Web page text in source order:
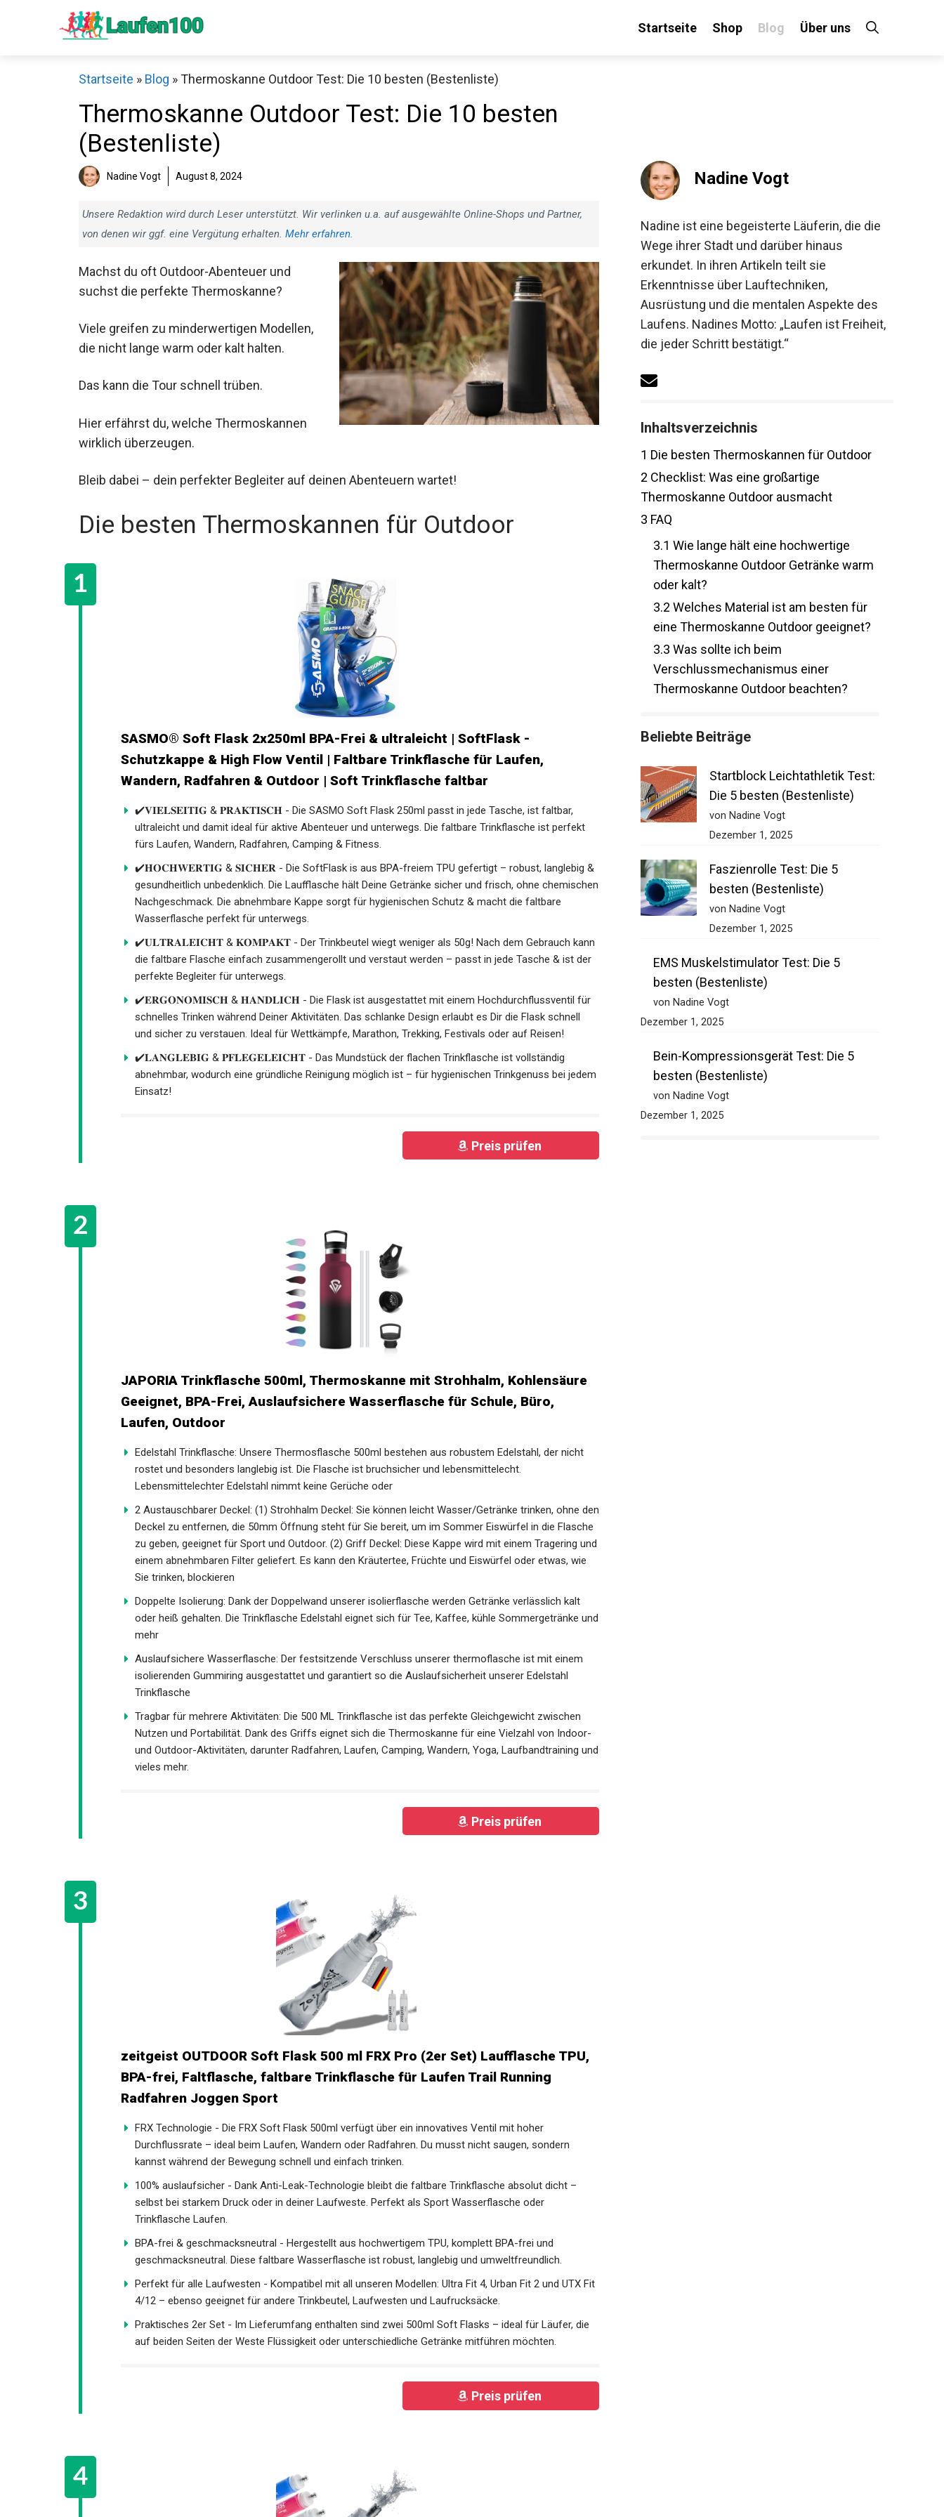
Startseite Shop Blog Über uns
Startseite » Blog »Thermoskanne Outdoor Test: Die 10 besten (Bestenliste)
Thermoskanne Outdoor Test: Die 10 besten
(Bestenliste)
Nadine Vogt August 8, 2024
Unsere Redaktion wird durch Leser unterstützt. Wir verlinken u.a. auf ausgewählte Online-Shops und Partner,
von denen wir ggf. eine Vergütung erhalten. Mehr erfahren.
Machst du oft Outdoor-Abenteuer und
suchst die perfekte Thermoskanne?
Viele greifen zu minderwertigen Modellen,
die nicht lange warm oder kalt halten.
Das kann die Tour schnell trüben.
Hier erfährst du, welche Thermoskannen
wirklich überzeugen.
Bleib dabei – dein perfekter Begleiter auf deinen Abenteuern wartet!
Die besten Thermoskannen für Outdoor
SASMO® Soft Flask 2x250ml BPA-Frei & ultraleicht | SoftFlask -
Schutzkappe & High Flow Ventil | Faltbare Trinkflasche für Laufen,
Wandern, Radfahren & Outdoor | Soft Trinkflasche faltbar
✔️𝐕𝐈𝐄𝐋𝐒𝐄𝐈𝐓𝐈𝐆 & 𝐏𝐑𝐀𝐊𝐓𝐈𝐒𝐂𝐇 - Die SASMO Soft Flask 250ml passt in jede Tasche, ist faltbar,
ultraleicht und damit ideal für aktive Abenteuer und unterwegs. Die faltbare Trinkflasche ist perfekt
fürs Laufen, Wandern, Radfahren, Camping & Fitness.
✔️𝐇𝐎𝐂𝐇𝐖𝐄𝐑𝐓𝐈𝐆 & 𝐒𝐈𝐂𝐇𝐄𝐑 - Die SoftFlask is aus BPA-freiem TPU gefertigt – robust, langlebig
& gesundheitlich unbedenklich. Die Laufflasche hält Deine Getränke sicher und frisch, ohne
chemischen Nachgeschmack. Die abnehmbare Kappe sorgt für hygienischen Schutz & macht die
faltbare Wasserflasche perfekt für unterwegs.
✔️𝐔𝐋𝐓𝐑𝐀𝐋𝐄𝐈𝐂𝐇𝐓 & 𝐊𝐎𝐌𝐏𝐀𝐊𝐓 - Der Trinkbeutel wiegt weniger als 50g! Nach dem Gebrauch
kann die faltbare Flasche einfach zusammengerollt und verstaut werden – passt in jede Tasche &
ist der perfekte Begleiter für unterwegs.
✔️𝐄𝐑𝐆𝐎𝐍𝐎𝐌𝐈𝐒𝐂𝐇 & 𝐇𝐀𝐍𝐃𝐋𝐈𝐂𝐇 - Die Flask ist ausgestattet mit einem Hochdurchflussventil für
schnelles Trinken während Deiner Aktivitäten. Das schlanke Design erlaubt es Dir die Flask schnell
und sicher zu verstauen. Ideal für Wettkämpfe, Marathon, Trekking, Festivals oder auf Reisen!
✔️𝐋𝐀𝐍𝐆𝐋𝐄𝐁𝐈𝐆 & 𝐏𝐅𝐋𝐄𝐆𝐄𝐋𝐄𝐈𝐂𝐇𝐓 - Das Mundstück der flachen Trinkflasche ist vollständig
abnehmbar, wodurch eine gründliche Reinigung möglich ist – für hygienischen Trinkgenuss bei
jedem Einsatz!
Preis prüfen
JAPORIA Trinkflasche 500ml, Thermoskanne mit Strohhalm, Kohlensäure
Geeignet, BPA-Frei, Auslaufsichere Wasserflasche für Schule, Büro,
Laufen, Outdoor
Edelstahl Trinkflasche: Unsere Thermosflasche 500ml bestehen aus robustem Edelstahl, der nicht
rostet und besonders langlebig ist. Die Flasche ist bruchsicher und lebensmittelecht.
Lebensmittelechter Edelstahl nimmt keine Gerüche oder
2 Austauschbarer Deckel: (1) Strohhalm Deckel: Sie können leicht Wasser/Getränke trinken, ohne
den Deckel zu entfernen, die 50mm Öffnung steht für Sie bereit, um im Sommer Eiswürfel in die
Flasche zu geben, geeignet für Sport und Outdoor. (2) Griff Deckel: Diese Kappe wird mit einem
Tragering und einem abnehmbaren Filter geliefert. Es kann den Kräutertee, Früchte und Eiswürfel
oder etwas, wie Sie trinken, blockieren
Doppelte Isolierung: Dank der Doppelwand unserer isolierflasche werden Getränke verlässlich kalt
oder heiß gehalten. Die Trinkflasche Edelstahl eignet sich für Tee, Kaffee, kühle Sommergetränke
und mehr
Auslaufsichere Wasserflasche: Der festsitzende Verschluss unserer thermoflasche ist mit einem
isolierenden Gummiring ausgestattet und garantiert so die Auslaufsicherheit unserer Edelstahl
Trinkflasche
Tragbar für mehrere Aktivitäten: Die 500 ML Trinkflasche ist das perfekte Gleichgewicht zwischen
Nutzen und Portabilität. Dank des Griffs eignet sich die Thermoskanne für eine Vielzahl von Indoor-
und Outdoor-Aktivitäten, darunter Radfahren, Laufen, Camping, Wandern, Yoga, Laufbandtraining
und vieles mehr.
Preis prüfen
zeitgeist OUTDOOR Soft Flask 500 ml FRX Pro (2er Set) Laufflasche TPU,
BPA-frei, Faltflasche, faltbare Trinkflasche für Laufen Trail Running
Radfahren Joggen Sport
FRX Technologie - Die FRX Soft Flask 500ml verfügt über ein innovatives Ventil mit hoher
Durchflussrate – ideal beim Laufen, Wandern oder Radfahren. Du musst nicht saugen, sondern
kannst während der Bewegung schnell und einfach trinken.
100% auslaufsicher - Dank Anti-Leak-Technologie bleibt die faltbare Trinkflasche absolut dicht –
selbst bei starkem Druck oder in deiner Laufweste. Perfekt als Sport Wasserflasche oder
Trinkflasche Laufen.
BPA-frei & geschmacksneutral - Hergestellt aus hochwertigem TPU, komplett BPA-frei und
geschmacksneutral. Diese faltbare Wasserflasche ist robust, langlebig und umweltfreundlich.
Perfekt für alle Laufwesten - Kompatibel mit all unseren Modellen: Ultra Fit 4, Urban Fit 2 und UTX
Fit 4/12 – ebenso geeignet für andere Trinkbeutel, Laufwesten und Laufrucksäcke.
Praktisches 2er Set - Im Lieferumfang enthalten sind zwei 500ml Soft Flasks – ideal für Läufer, die
auf beiden Seiten der Weste Flüssigkeit oder unterschiedliche Getränke mitführen möchten.
Preis prüfen
Nadine Vogt
Nadine ist eine begeisterte Läuferin, die die
Wege ihrer Stadt und darüber hinaus
erkundet. In ihren Artikeln teilt sie
Erkenntnisse über Lauftechniken,
Ausrüstung und die mentalen Aspekte des
Laufens. Nadines Motto: „Laufen ist
Freiheit, die jeder Schritt bestätigt.“
Inhaltsverzeichnis
Die besten Thermoskannen für Outdoor
Checklist: Was eine großartige
Thermoskanne Outdoor ausmacht
FAQ
3.1Wie lange hält eine hochwertige
Thermoskanne Outdoor Getränke warm
oder kalt?
3.2Welches Material ist am besten für
eine Thermoskanne Outdoor geeignet?
3.3Was sollte ich beim
Verschlussmechanismus einer
Thermoskanne Outdoor beachten?
Beliebte Beiträge
Startblock Leichtathletik Test:
Die 5 besten (Bestenliste)
von Nadine Vogt
Dezember 1, 2025
Faszienrolle Test: Die 5
besten (Bestenliste)
von Nadine Vogt
Dezember 1, 2025
EMS Muskelstimulator Test: Die 5
besten (Bestenliste)
von Nadine Vogt
Dezember 1, 2025
Bein-Kompressionsgerät Test: Die 5
besten (Bestenliste)
von Nadine Vogt
Dezember 1, 2025
Decathlon Sale
Schaue dir jetzt die meistverkauften Produkte im Sale bei Decathlon an!
Jetzt anschauen